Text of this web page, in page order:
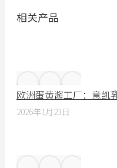
相关产品
欧洲蛋黄酱工厂：意凯
2026年1月23日